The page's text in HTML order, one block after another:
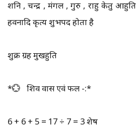
शनि , चन्द्र , मंगल , गुरु , राहु केतु
हवनादि कृत्य शुभपद होता है
शुक्र ग्रह मुखहुति
*💮 शिव वास एवं फल -:*
6 + 6 + 5 = 17 ÷ 7 = 3 शेष